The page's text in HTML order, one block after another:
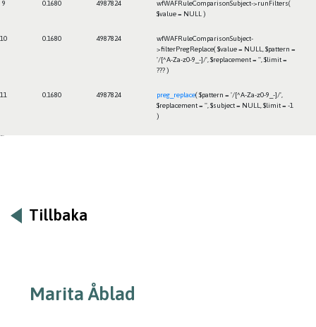
9 0.1680 4987824
wfWAFRuleComparisonSubject->runFilters(
$value = NULL )
10 0.1680 4987824
wfWAFRuleComparisonSubject-
>filterPregReplace($value = NULL
$pattern =
'/[^A-Za-z0-9_-]/' $replacement = '' $limit =
??? )
11 0.1680 4987824 preg_replace($pattern = '/[^A-Za-z0-9_-]/'
$replacement = '' $subject = NULL $limit = -1
)
Tillbaka
Marita Åblad